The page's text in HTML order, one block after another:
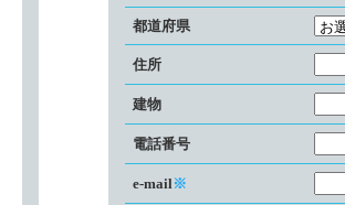
都道府県
住所
建物
電話番号
e-mail※